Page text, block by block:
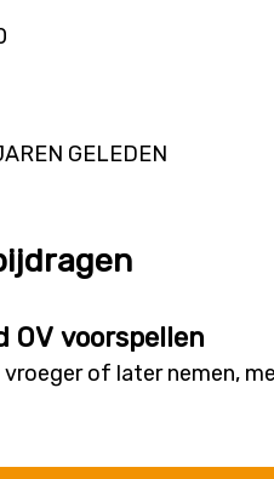
GELEDEN
voorspellen
of later nemen,